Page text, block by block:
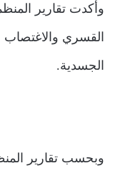
وأكدت تقارير
القسري والاغتصاب
الجسدية.
وبحسب تقارير